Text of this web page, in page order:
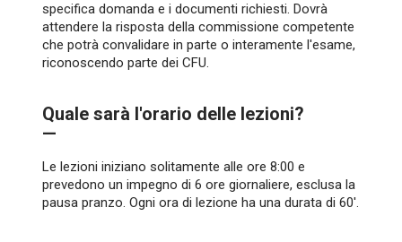
specifica domanda e i documenti richiesti. Dovrà
attendere la risposta della commissione competente
che potrà convalidare in parte o interamente l'esame,
riconoscendo parte dei CFU.
Quale sarà l'orario delle lezioni?
—
Le lezioni iniziano solitamente alle ore 8:00 e
prevedono un impegno di 6 ore giornaliere, esclusa la
pausa pranzo. Ogni ora di lezione ha una durata di 60'.